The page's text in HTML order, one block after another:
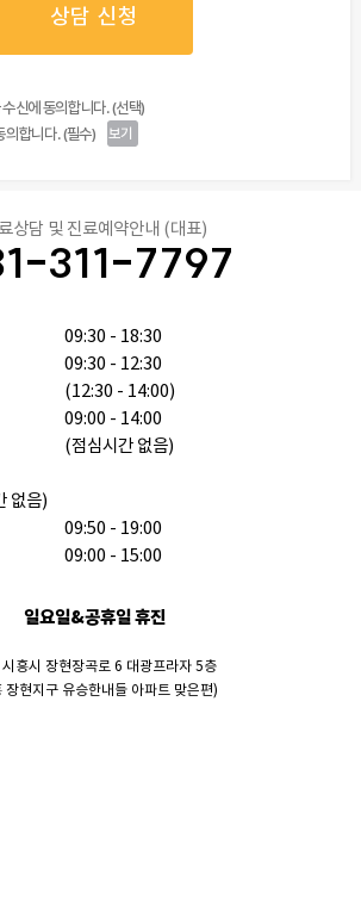
상담 신청
신에 동의합니다. (선택)
의합니다. (필수)
보기
상담 및 진료예약안내 (대표)
311-7797
없음)
09:30 - 18:30
09:30 - 12:30
(12:30 - 14:00)
09:00 - 14:00
(점심시간 없음)
09:50 - 19:00
09:00 - 15:00
일요일&공휴일 휴진
흥시 장현장곡로 6 대광프라자 5층
장현지구 유승한내들 아파트 맞은편)